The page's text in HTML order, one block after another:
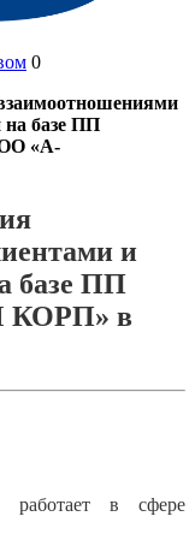
0
на базе ПП
«А-
и
базе ПП
КОРП» в
работает в сфере